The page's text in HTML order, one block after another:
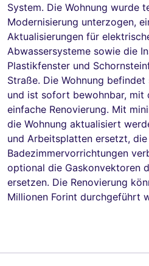
System. Die Wohnung wurde
Modernisierung unterzogen,
Aktualisierungen für
Abwassersysteme sowie die
Plastikfenster und
Straße. Die Wohnung
und ist sofort bewohnbar, mit
einfache Renovierung. Mit
die Wohnung aktualisiert
und Arbeitsplatten ersetzt,
Badezimmervorrichtungen
optional die Gaskonvektoren
ersetzen. Die Renovierung
Millionen Forint durchgeführt